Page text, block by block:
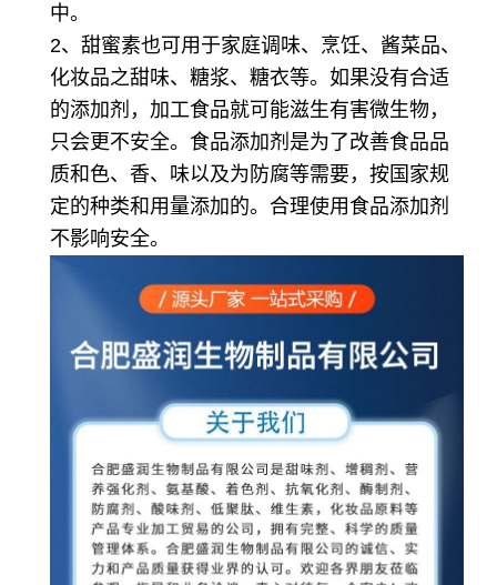
中。
2、甜蜜素也可用于家庭调味、烹饪、酱菜品、
化妆品之甜味、糖浆、糖衣等。如果没有合适
的添加剂，加工食品就可能滋生有害微生物，
只会更不安全。食品添加剂是为了改善食品品
质和色、香、味以及为防腐等需要，按国家规
定的种类和用量添加的。合理使用食品添加剂
不影响安全。